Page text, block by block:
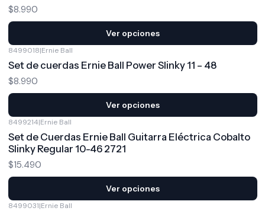
$8.990
Ver opciones
8499018|Ernie Ball
Set de cuerdas Ernie Ball Power Slinky 11 – 48
$8.990
Ver opciones
8499214|Ernie Ball
Set de Cuerdas Ernie Ball Guitarra Eléctrica Cobalto
Slinky Regular 10-46 2721
$15.490
Ver opciones
8499031|Ernie Ball